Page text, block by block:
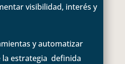
visibilidad, interés y
y automatizar
la estrategia definida